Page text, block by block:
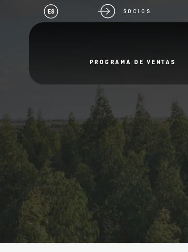
ES SOCIOS
PROGRAMA DE VENTAS